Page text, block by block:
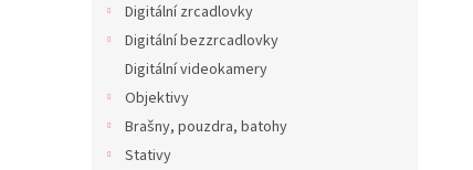
Digitální zrcadlovky
Digitální bezzrcadlovky
Digitální videokamery
Objektivy
Brašny, pouzdra, batohy
Stativy